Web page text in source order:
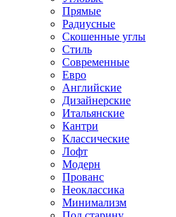
Прямые
Радиусные
Скошенные углы
Стиль
Современные
Евро
Английские
Дизайнерские
Итальянские
Кантри
Классические
Лофт
Модерн
Прованс
Неоклассика
Минимализм